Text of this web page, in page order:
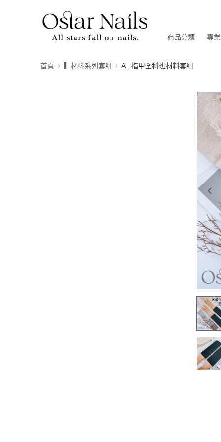
商品分類 專
首頁 ▍材料系列套組 A . 指甲全科班材料套組